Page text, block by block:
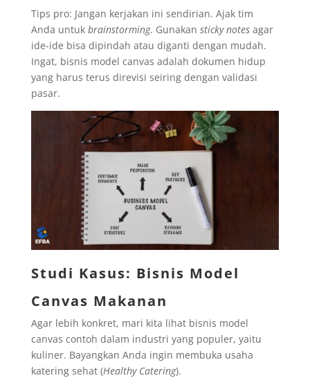
Tips pro: Jangan kerjakan ini sendirian. Ajak tim
Anda untuk brainstorming. Gunakan sticky notesagar
ide-ide bisa dipindah atau diganti dengan mudah.
Ingat, bisnis model canvas adalah dokumen hidup
yang harus terus direvisi seiring dengan validasi
pasar.
Studi Kasus: Bisnis Model
Canvas Makanan
Agar lebih konkret, mari kita lihat bisnis model
canvas contoh dalam industri yang populer, yaitu
kuliner. Bayangkan Anda ingin membuka usaha
katering sehat (Healthy Catering).